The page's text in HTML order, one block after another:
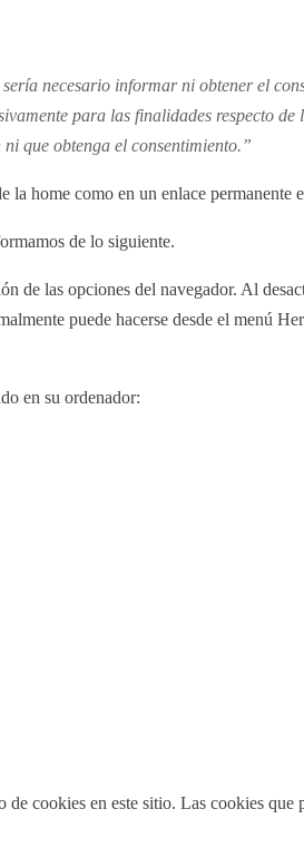
necesario informar ni obtener el
para las finalidades respecto de
que obtenga el consentimiento.”
home como en un enlace permanente
de lo siguiente.
de las opciones del navegador. Al
puede hacerse desde el menú
en su ordenador:
cookies en este sitio. Las cookies que